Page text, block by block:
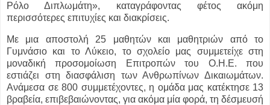
Ρόλο Διπλωμάτη», καταγράφοντας φέτος ακόμη
περισσότερες επιτυχίες και διακρίσεις.
Με μια αποστολή 25 μαθητών και μαθητριών από το
Γυμνάσιο και το Λύκειο, το σχολείο μας συμμετείχε στη
μοναδική προσομοίωση Επιτροπών του Ο.Η.Ε. που
εστιάζει στη διασφάλιση των Ανθρωπίνων Δικαιωμάτων.
Ανάμεσα σε 800 συμμετέχοντες, η ομάδα μας κατέκτησε 13
βραβεία, επιβεβαιώνοντας, για ακόμα μία φορά, τη δέσμευσή